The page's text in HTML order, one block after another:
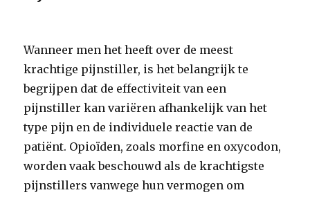
Wanneer men het heeft over de meest
krachtige pijnstiller, is het belangrijk te
begrijpen dat de effectiviteit van een
pijnstiller kan variëren afhankelijk van het
type pijn en de individuele reactie van de
patiënt. Opioïden, zoals morfine en oxycodon,
worden vaak beschouwd als de krachtigste
pijnstillers vanwege hun vermogen om